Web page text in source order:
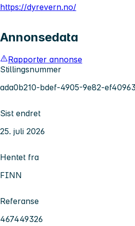
https://dyrevern.no/
Annonsedata
Rapporter annonse
Stillingsnummer
ada0b210-bdef-4905-9e82-
Sist endret
25. juli 2026
Hentet fra
FINN
Referanse
467449326